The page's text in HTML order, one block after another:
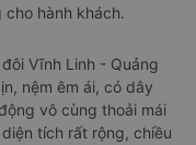
hành khách.
Vĩnh Linh - Quảng
nệm êm ái, có dây
vô cùng thoải mái
tích rất rộng, chiều